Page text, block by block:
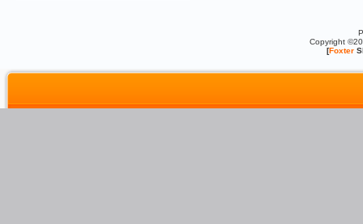
Copyright
[Foxter